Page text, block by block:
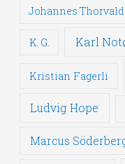
Johannes
K. G. Karl
Kristian Fagerli
Ludvig Hope
Marcus